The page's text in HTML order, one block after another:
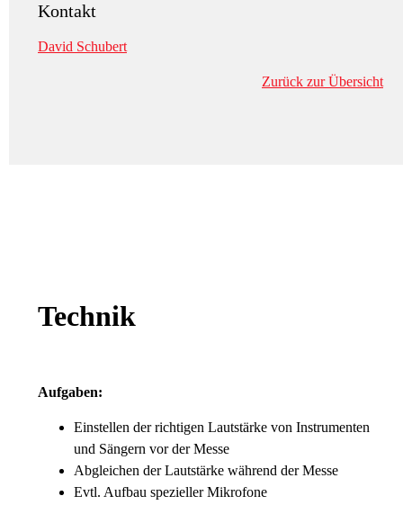
Kontakt
David Schubert
Zurück zur Übersicht
Technik
Aufgaben:
Einstellen der richtigen Lautstärke von Instrumenten
und Sängern vor der Messe
Abgleichen der Lautstärke während der Messe
Evtl. Aufbau spezieller Mikrofone